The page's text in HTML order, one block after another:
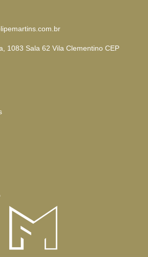
1083 Sala 62 Vila Clementino CEP